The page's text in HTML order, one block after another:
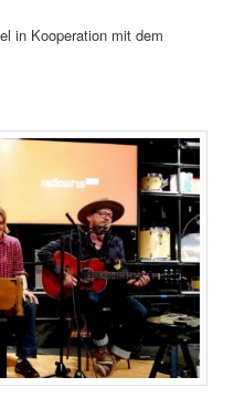
in Kooperation mit dem